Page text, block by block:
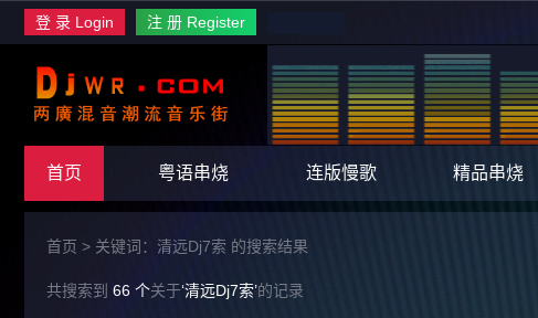
登 录 Login 注 册 Register
首页 粤语串烧 连版慢歌 精品串烧
首页 > 关键词：清远Dj7索 的搜索结果
共搜索到 66 个关于‘清远Dj7索’的记录